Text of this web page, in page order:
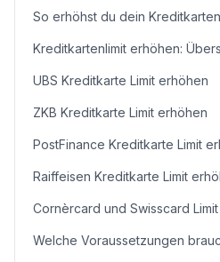
So erhöhst du dein
Kreditkartenlimit erhöhen:
UBS Kreditkarte Limit erhöhen
ZKB Kreditkarte Limit erhöhen
PostFinance Kreditkarte Limit
Raiffeisen Kreditkarte Limit
Cornèrcard und Swisscard
Welche Voraussetzungen